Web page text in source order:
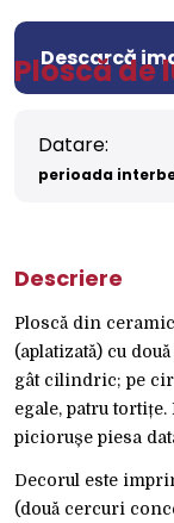
Descarcă
Ploscă de
Datare:
perioada
Descriere
Ploscă din
(aplatizată) cu
gât cilindric; pe
egale, patru
piciorușe piesa
Decorul este
(două cercuri